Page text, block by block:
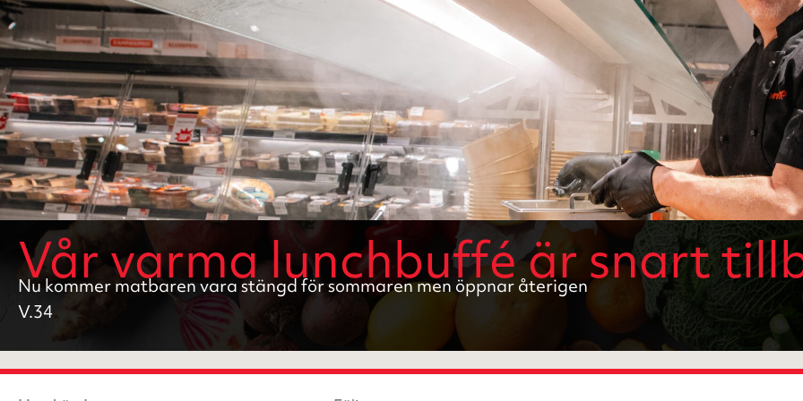
Vår varma lunchbuffé är snart
Nu kommer matbaren vara stängd för sommaren men öppnar återigen
V.34